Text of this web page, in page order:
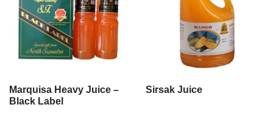
Marquisa Heavy Juice –
Black Label
Sirsak Juice